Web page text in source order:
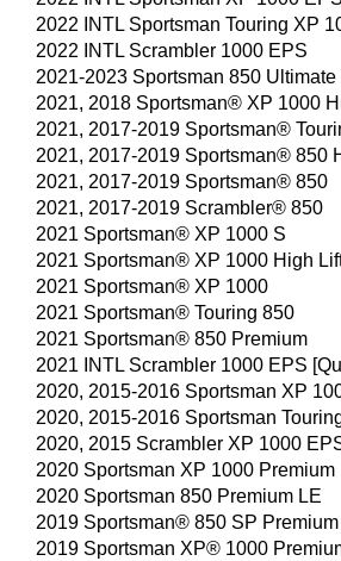
2022 INTL Sportsman Touring XP
2022 INTL Scrambler 1000 EPS
2021-2023 Sportsman 850 Ultimate
2021, 2018 Sportsman® XP 1000
2021, 2017-2019 Sportsman®
2021, 2017-2019 Sportsman® 850
2021, 2017-2019 Sportsman® 850
2021, 2017-2019 Scrambler® 850
2021 Sportsman® XP 1000 S
2021 Sportsman® XP 1000 High
2021 Sportsman® XP 1000
2021 Sportsman® Touring 850
2021 Sportsman® 850 Premium
2021 INTL Scrambler 1000 EPS
2020, 2015-2016 Sportsman XP
2020, 2015-2016 Sportsman
2020, 2015 Scrambler XP 1000
2020 Sportsman XP 1000 Premium
2020 Sportsman 850 Premium LE
2019 Sportsman® 850 SP Premium
2019 Sportsman XP® 1000